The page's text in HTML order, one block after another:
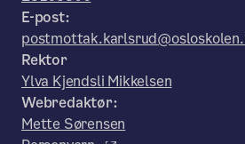
E-post:
Rektor
Ylva Kjendsli Mikkelsen
Webredaktør:
Mette Sørensen